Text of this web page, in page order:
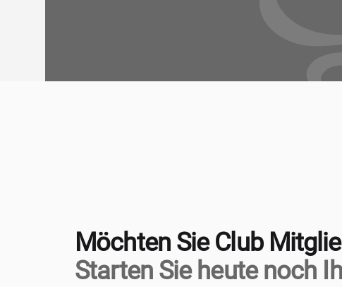
Möchten Sie Club
Starten Sie heute noch